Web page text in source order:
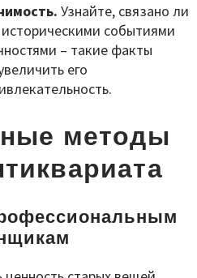
Узнайте, связано ли
событиями
– такие факты
его
методы